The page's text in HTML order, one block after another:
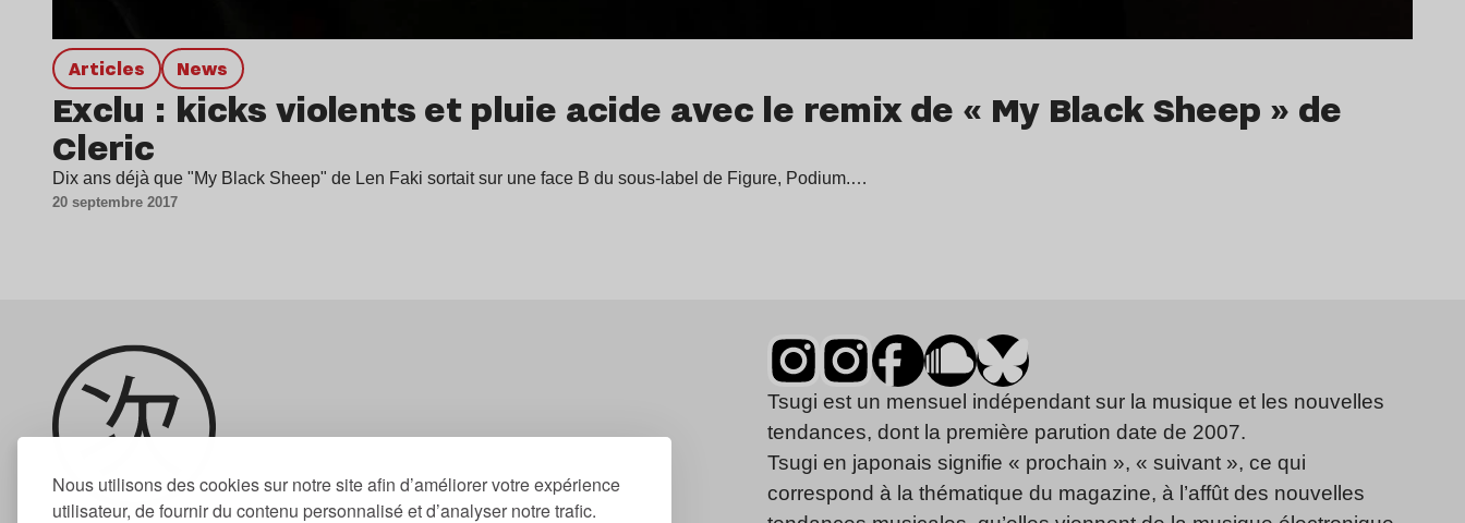
Nous utilisons des cookies sur notre site afin d’améliorer votre expérience
utilisateur, de fournir du contenu personnalisé et d’analyser notre trafic.
Articles news
Exclu : kicks violents et pluie acide avec le remix de « My Black Sheep » de
Cleric
Dix ans déjà que "My Black Sheep" de Len Faki sortait sur une face B du sous-label de Figure, Podium.…
20 septembre 2017
Tsugi est un mensuel indépendant sur la musique et les nouvelles
tendances, dont la première parution date de 2007.
Tsugi en japonais signifie « prochain », « suivant », ce qui
correspond à la thématique du magazine, à l’affût des nouvelles